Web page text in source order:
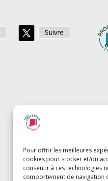
Pour offrir les meilleures
cookies pour stocker et/ou
consentir à ces technologies
comportement de navigation
Suivre